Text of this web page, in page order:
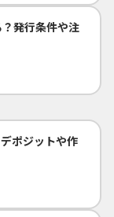
発行条件や注
ポジットや作